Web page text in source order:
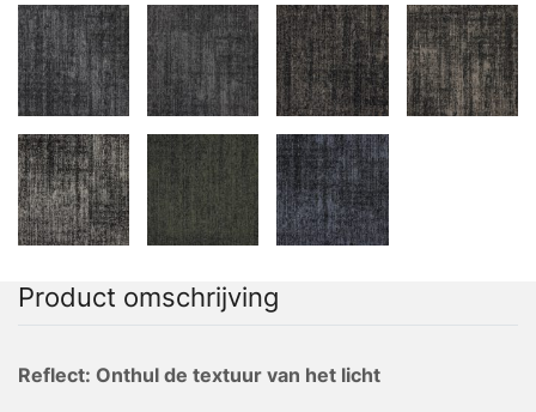
Product omschrijving
Reflect: Onthul de textuur van het licht